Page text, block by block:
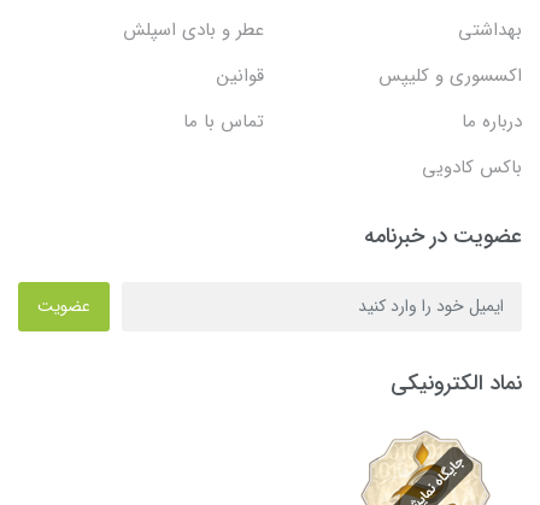
بهداشتی
عطر و بادی اسپلش
اکسسوری و کلیپس
قوانین
درباره ما
تماس با ما
باکس کادویی
عضویت در خبرنامه
عضویت
نماد الکترونیکی